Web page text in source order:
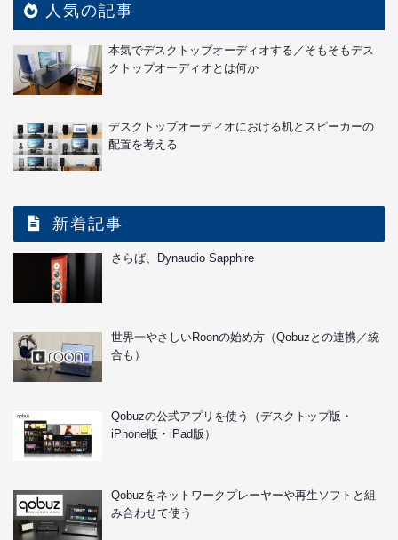
人気の記事
本気でデスクトップオーディオする／そもそもデス
クトップオーディオとは何か
デスクトップオーディオにおける机とスピーカーの
配置を考える
新着記事
さらば、Dynaudio Sapphire
世界一やさしいRoonの始め方（Qobuzとの連携／統
合も）
Qobuzの公式アプリを使う（デスクトップ版・
iPhone版・iPad版）
Qobuzをネットワークプレーヤーや再生ソフトと組
み合わせて使う